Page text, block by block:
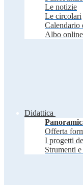
Le notizie
Le circolari
Calendario
Albo online
Didattica
Offerta
I progetti
Strumenti